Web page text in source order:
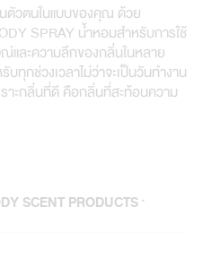
วตนในแบบของคุณ ด้วย
SPRAY น้ำหอมสำหรับการใช้
และความลึกของกลิ่นในหลาย
ทุกช่วงเวลาไม่ว่าจะเป็นวันทำงาน
าะกลิ่นที่ดี คือกลิ่นที่สะท้อนความ
SCENT PRODUCTS